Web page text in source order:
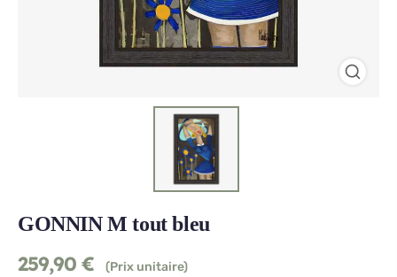
GONNIN M tout bleu
259,90 € (Prix unitaire)